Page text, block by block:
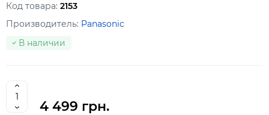
Код товара: 2153
Производитель: Panasonic
В наличии
4 499 грн.